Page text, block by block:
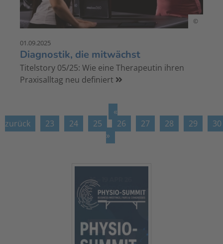
©
01.09.2025
Diagnostik, die mitwächst
Titelstory 05/25: Wie eine Therapeutin ihren
Praxisalltag neu definiert
«
zurück
23 24 25 26 27 28 29
30
»